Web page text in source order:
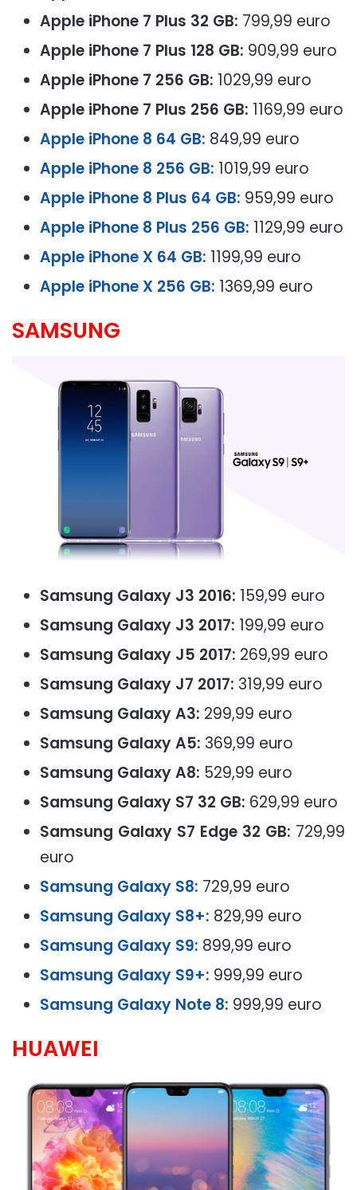
Apple iPhone 7 Plus 32 GB: 799,99 euro
Apple iPhone 7 Plus 128 GB: 909,99 euro
Apple iPhone 7 256 GB: 1029,99 euro
Apple iPhone 7 Plus 256 GB: 1169,99 euro
Apple iPhone 8 64 GB: 849,99 euro
Apple iPhone 8 256 GB: 1019,99 euro
Apple iPhone 8 Plus 64 GB: 959,99 euro
Apple iPhone 8 Plus 256 GB: 1129,99 euro
Apple iPhone X 64 GB: 1199,99 euro
Apple iPhone X 256 GB: 1369,99 euro
SAMSUNG
Samsung Galaxy J3 2016: 159,99 euro
Samsung Galaxy J3 2017: 199,99 euro
Samsung Galaxy J5 2017: 269,99 euro
Samsung Galaxy J7 2017: 319,99 euro
Samsung Galaxy A3: 299,99 euro
Samsung Galaxy A5: 369,99 euro
Samsung Galaxy A8: 529,99 euro
Samsung Galaxy S7 32 GB: 629,99 euro
Samsung Galaxy S7 Edge 32 GB: 729,99
euro
Samsung Galaxy S8: 729,99 euro
Samsung Galaxy S8+: 829,99 euro
Samsung Galaxy S9: 899,99 euro
Samsung Galaxy S9+: 999,99 euro
Samsung Galaxy Note 8: 999,99 euro
HUAWEI